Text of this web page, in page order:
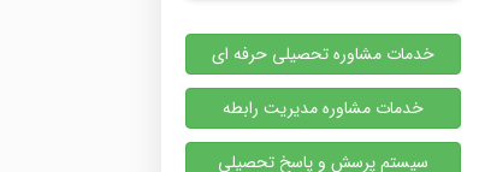
خدمات مشاوره تحصیلی حرفه ای
خدمات مشاوره مدیریت رابطه
سیستم پرسش و پاسخ تحصیلی